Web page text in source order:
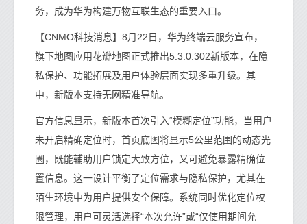
务，成为华为构建万物互联生态的重要入口。
【CNMO科技消息】8月22日，华为终端云服务宣布，
旗下地图应用花瓣地图正式推出5.3.0.302新版本，在隐
私保护、功能拓展及用户体验层面实现多重升级。其
中，新版本支持无网精准导航。
官方信息显示，新版本首次引入“模糊定位”功能，当用户
未开启精确定位时，首页底图将显示5公里范围的动态光
圈，既能辅助用户锁定大致方位，又可避免暴露精确位
置信息。这一设计平衡了定位需求与隐私保护，尤其在
陌生环境中为用户提供安全保障。系统同时优化定位权
限管理，用户可灵活选择“本次允许”或“仅使用期间允